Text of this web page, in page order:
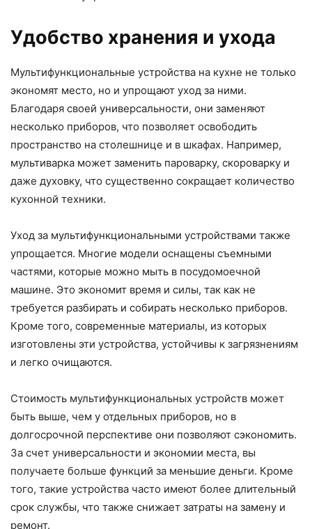
Удобство хранения и ухода
Мультифункциональные устройства на кухне не только
экономят место, но и упрощают уход за ними.
Благодаря своей универсальности, они заменяют
несколько приборов, что позволяет освободить
пространство на столешнице и в шкафах. Например,
мультиварка может заменить пароварку, скороварку и
даже духовку, что существенно сокращает количество
кухонной техники.
Уход за мультифункциональными устройствами также
упрощается. Многие модели оснащены съемными
частями, которые можно мыть в посудомоечной
машине. Это экономит время и силы, так как не
требуется разбирать и собирать несколько приборов.
Кроме того, современные материалы, из которых
изготовлены эти устройства, устойчивы к загрязнениям
и легко очищаются.
Стоимость мультифункциональных устройств может
быть выше, чем у отдельных приборов, но в
долгосрочной перспективе они позволяют сэкономить.
За счет универсальности и экономии места, вы
получаете больше функций за меньшие деньги. Кроме
того, такие устройства часто имеют более длительный
срок службы, что также снижает затраты на замену и
ремонт.